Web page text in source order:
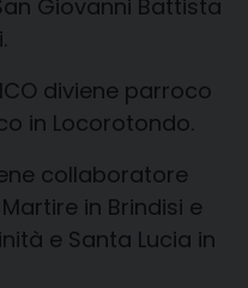
Giovanni Battista
diviene parroco
in Locorotondo.
collaboratore
in Brindisi e
e Santa Lucia in